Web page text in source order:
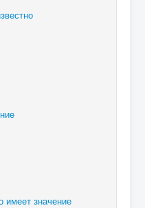
имеет значение